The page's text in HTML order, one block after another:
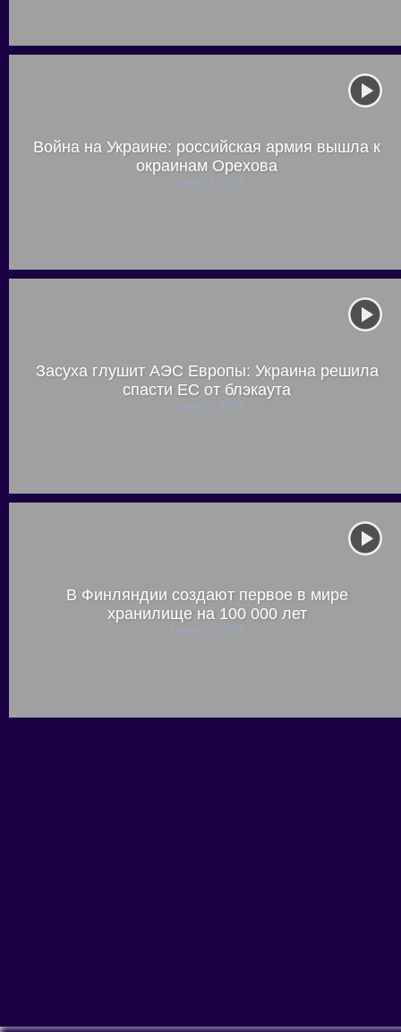
Война на Украине: российская армия вышла к
окраинам Орехова
8 августа, 2026
Засуха глушит АЭС Европы: Украина решила
спасти ЕС от блэкаута
8 августа, 2026
В Финляндии создают первое в мире
хранилище на 100 000 лет
7 августа, 2026